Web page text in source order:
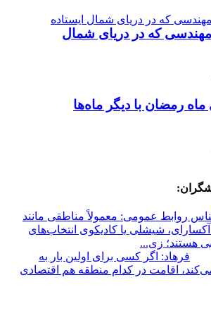
که در دریای شمال
رمضان با دیگر ماه‌ها
روابط عمومی: معمولاً مناطقی مانند
آکسارای، شیشلی یا کادیکوی انتخاب‌های
هستند؛ زی...
فرهاد: اگر کسی برای اولین بار به
اقامت در کدام منطقه هم اقتصادی